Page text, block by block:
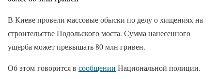
В Киеве провели массовые обыски по делу о хищениях на
строительстве Подольского моста. Сумма нанесенного
ущерба может превышать 80 млн гривен.
Об этом говорится в сообщении Национальной полиции.